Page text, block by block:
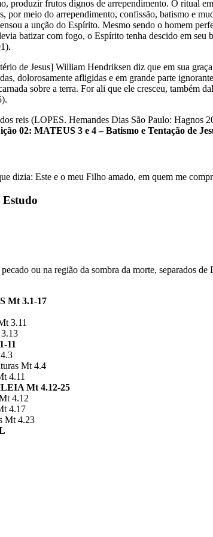
produzir frutos dignos de arrependimento. O ritual
por meio do arrependimento, confissão, batismo e
a unção do Espírito. Mesmo sendo o homem
batizar com fogo, o Espírito tenha descido em
de Jesus] William Hendriksen diz que em sua
dolorosamente afligidas e em grande parte
sobre a terra. For ali que ele cresceu, também
reis (LOPES. Hemandes Dias São Paulo: Hagnos
02: MATEUS 3 e 4 – Batismo e Tentação de
dizia: Este e o meu Filho amado, em quem me
ou na região da sombra da morte, separados
Mt 3.1-17
3.11
11
Mt 4.4
4.11
Mt 4.12-25
4.12
4.17
Mt 4.23